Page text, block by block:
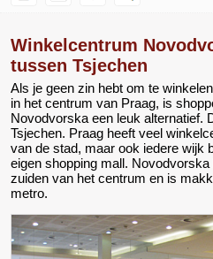
Winkelcentrum
tussen Tsjechen
Als je geen zin hebt om te
in het centrum van Praag, is
Novodvorska een leuk alternatief.
Tsjechen. Praag heeft veel
van de stad, maar ook iedere wijk
eigen shopping mall.
zuiden van het centrum en is
metro.